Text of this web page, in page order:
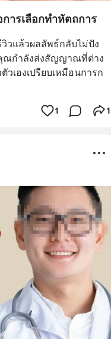
ารเลือกทำหัตถการ
วแล้วผลลัพธ์กลับไม่ปัง
คุณกำลังส่งสัญญาณที่ต่าง
วเองเปรียบเหมือนการก
1 1